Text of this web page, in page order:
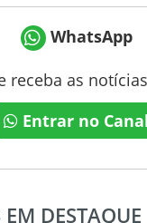
WhatsApp
receba as
Entrar no Canal
EM DESTAQUE